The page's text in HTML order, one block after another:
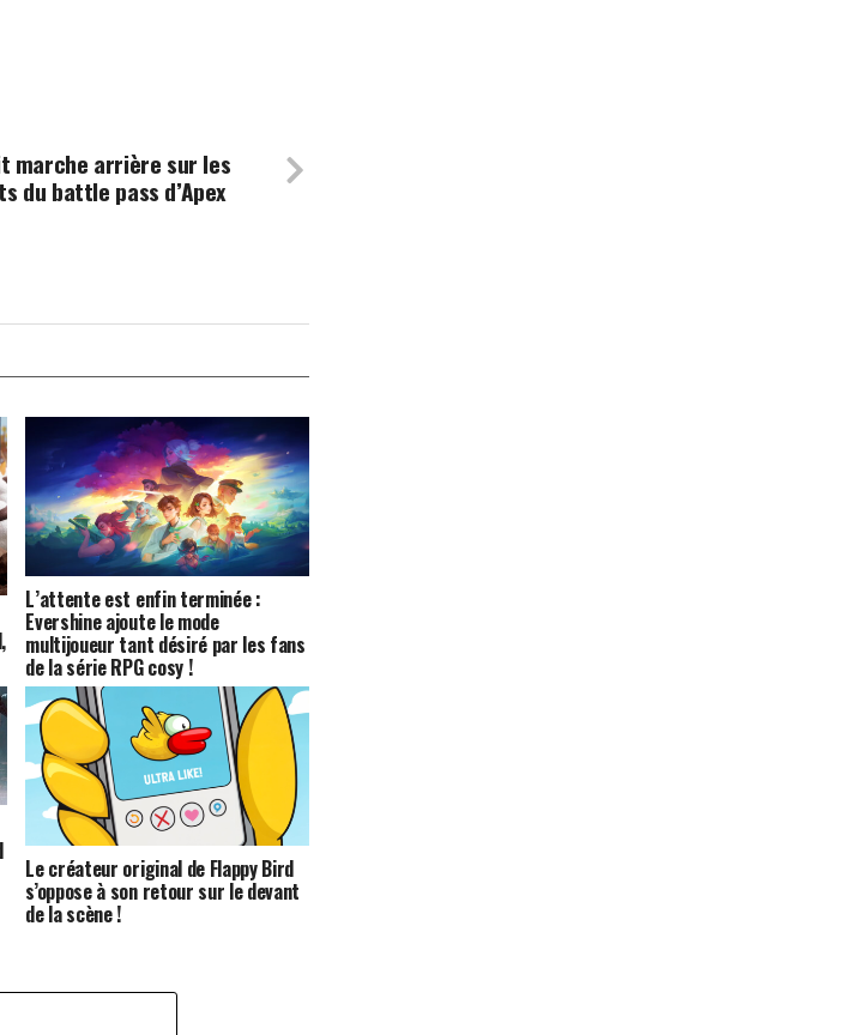
marche arrière sur les
du battle pass d’Apex
L’attente est enfin terminée :
Evershine ajoute le mode
multijoueur tant désiré par les fans
de la série RPG cosy !
Le créateur original de Flappy Bird
s’oppose à son retour sur le devant
de la scène !